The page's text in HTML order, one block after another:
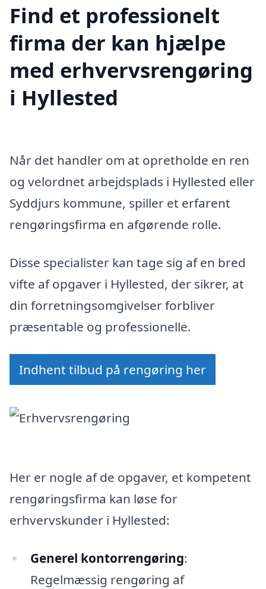
Find et professionelt
firma der kan hjælpe
med erhvervsrengøring
i Hyllested
Når det handler om at opretholde en ren
og velordnet arbejdsplads i Hyllested eller
Syddjurs kommune, spiller et erfarent
rengøringsfirma en afgørende rolle.
Disse specialister kan tage sig af en bred
vifte af opgaver i Hyllested, der sikrer, at
din forretningsomgivelser forbliver
præsentable og professionelle.
Indhent tilbud på rengøring her
Her er nogle af de opgaver, et kompetent
rengøringsfirma kan løse for
erhvervskunder i Hyllested:
Generel kontorrengøring:
Regelmæssig rengøring af